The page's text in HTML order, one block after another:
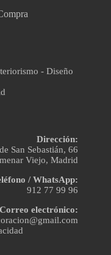
- Diseño
Dirección:
San Sebastián, 66
Viejo, Madrid
/ WhatsApp:
912 77 99 96
Correo electrónico: